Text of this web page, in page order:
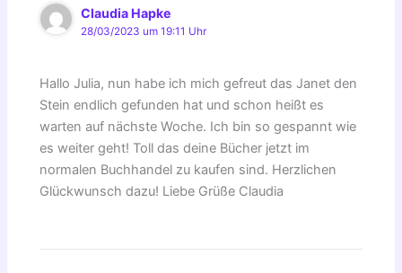
Claudia Hapke
28/03/2023 um 19:11 Uhr
Hallo Julia, nun habe ich mich gefreut das Janet den
Stein endlich gefunden hat und schon heißt es
warten auf nächste Woche. Ich bin so gespannt wie
es weiter geht! Toll das deine Bücher jetzt im
normalen Buchhandel zu kaufen sind. Herzlichen
Glückwunsch dazu! Liebe Grüße Claudia